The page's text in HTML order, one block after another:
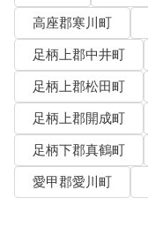
高座郡寒川町
足柄上郡中井町
足柄上郡松田町
足柄上郡開成町
足柄下郡真鶴町
愛甲郡愛川町